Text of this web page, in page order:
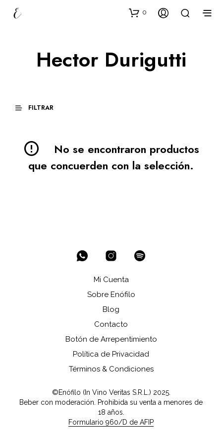
0
Hector Durigutti
FILTRAR
No se encontraron productos
que concuerden con la selección.
Mi Cuenta
Sobre Enófilo
Blog
Contacto
Botón de Arrepentimiento
Política de Privacidad
Términos & Condiciones
©Enófilo (In Vino Veritas S.R.L.) 2025.
Beber con moderación. Prohibida su venta a menores de
18 años.
Formulario 960/D de AFIP